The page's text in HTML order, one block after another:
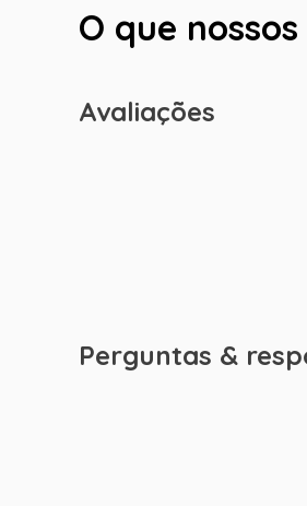
O que
Avaliações
Perguntas &